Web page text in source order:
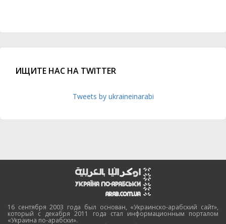
ИЩИТЕ НАС НА TWITTER
Tweets by ukraineinarabi
16 сентября 2003 года был основан, «Украинско-арабский сайт»,
который с декабря 2011 года стал информационным порталом
«Украина по-арабски».